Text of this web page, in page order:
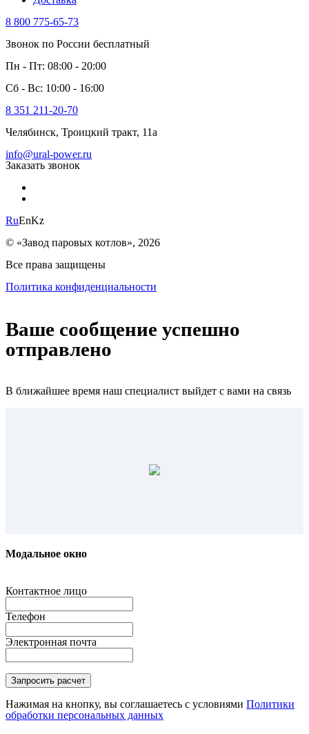
8 800 775-65-73
Звонок по России бесплатный
Пн - Пт: 08:00 - 20:00
Сб - Вс: 10:00 - 16:00
8 351 211-20-70
Челябинск, Троицкий тракт, 11а
info@ural-power.ru
Заказать звонок
RuEnKz
© «Завод паровых котлов», 2026
Все права защищены
Политика конфиденциальности
Ваше сообщение успешно
отправлено
В ближайшее время наш специалист выйдет с вами на связь
Модальное окно
Контактное лицо
Телефон
Электронная почта
Нажимая на кнопку, вы соглашаетесь с условиями Политики
обработки персональных данных